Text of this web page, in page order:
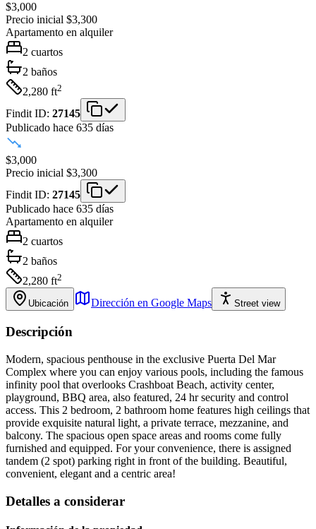
$3,000
Precio inicial $3,300
Apartamento en alquiler
2 cuartos
2 baños
2,280 ft2
Findit ID: 27145
Publicado hace 635 días
$3,000
Precio inicial $3,300
Findit ID: 27145
Publicado hace 635 días
Apartamento en alquiler
2 cuartos
2 baños
2,280 ft2
Ubicación Dirección en Google Maps Street view
Descripción
Modern, spacious penthouse in the exclusive Puerta Del Mar
Complex where you can enjoy various pools, including the famous
infinity pool that overlooks Crashboat Beach, activity center,
playground, BBQ area, also featured, 24 hr security and control
access. This 2 bedroom, 2 bathroom home features high ceilings that
provide exquisite natural light, a private terrace, mezzanine, and
balcony. The spacious open space areas and rooms come fully
furnished and equipped. For your convenience, there is assigned
tandem (2 spot) parking right in front of the building. Beautiful,
convenient, elegant and a centric area!
Detalles a considerar